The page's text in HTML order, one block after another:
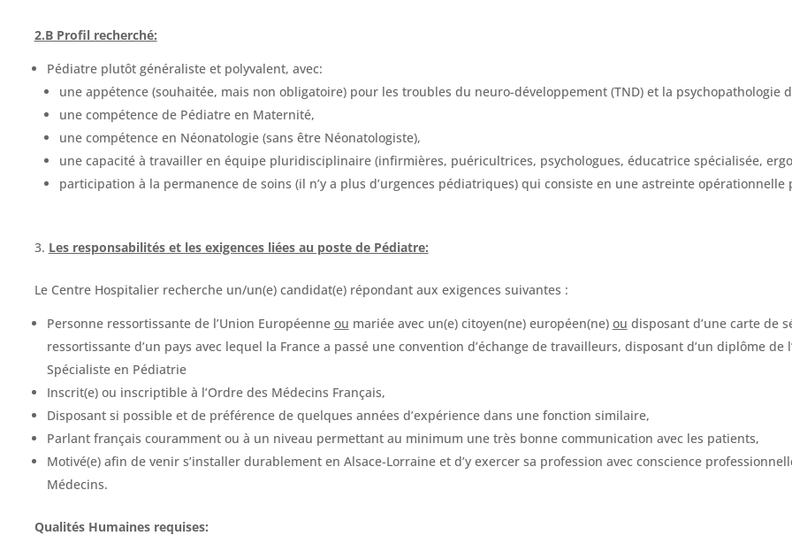
2.B Profil recherché:
Pédiatre plutôt généraliste et polyvalent, avec:
une appétence (souhaitée, mais non obligatoire) pour les troubles du neuro-développement (TND) et la psychopathologie
une compétence de Pédiatre en Maternité,
une compétence en Néonatologie (sans être Néonatologiste),
une capacité à travailler en équipe pluridisciplinaire (infirmières, puéricultrices, psychologues, éducatrice spécialisée,
participation à la permanence de soins (il n’y a plus d’urgences pédiatriques) qui consiste en une astreinte
Les responsabilités et les exigences liées au poste de Pédiatre:
Le Centre Hospitalier recherche un/un(e) candidat(e) répondant aux exigences suivantes :
Personne ressortissante de l’Union Européenne ou mariée avec un(e) citoyen(ne) européen(ne) ou disposant d’une carte de
ressortissante d’un pays avec lequel la France a passé une convention d’échange de travailleurs, disposant d’un diplôme
Spécialiste en Pédiatrie
Inscrit(e) ou inscriptible à l’Ordre des Médecins Français,
Disposant si possible et de préférence de quelques années d’expérience dans une fonction similaire,
Parlant français couramment ou à un niveau permettant au minimum une très bonne communication avec les patients,
Motivé(e) afin de venir s’installer durablement en Alsace-Lorraine et d’y exercer sa profession avec conscience
Médecins.
Qualités Humaines requises: